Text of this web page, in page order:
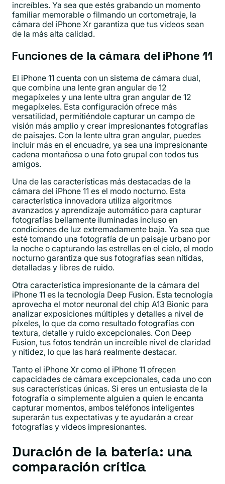
increíbles. Ya sea que estés grabando un momento
familiar memorable o filmando un cortometraje, la
cámara del iPhone Xr garantiza que tus videos sean
de la más alta calidad.
Funciones de la cámara del iPhone 11
El iPhone 11 cuenta con un sistema de cámara dual,
que combina una lente gran angular de 12
megapíxeles y una lente ultra gran angular de 12
megapíxeles. Esta configuración ofrece más
versatilidad, permitiéndole capturar un campo de
visión más amplio y crear impresionantes fotografías
de paisajes. Con la lente ultra gran angular, puedes
incluir más en el encuadre, ya sea una impresionante
cadena montañosa o una foto grupal con todos tus
amigos.
Una de las características más destacadas de la
cámara del iPhone 11 es el modo nocturno. Esta
característica innovadora utiliza algoritmos
avanzados y aprendizaje automático para capturar
fotografías bellamente iluminadas incluso en
condiciones de luz extremadamente baja. Ya sea que
esté tomando una fotografía de un paisaje urbano por
la noche o capturando las estrellas en el cielo, el modo
nocturno garantiza que sus fotografías sean nítidas,
detalladas y libres de ruido.
Otra característica impresionante de la cámara del
iPhone 11 es la tecnología Deep Fusion. Esta tecnología
aprovecha el motor neuronal del chip A13 Bionic para
analizar exposiciones múltiples y detalles a nivel de
píxeles, lo que da como resultado fotografías con
textura, detalle y ruido excepcionales. Con Deep
Fusion, tus fotos tendrán un increíble nivel de claridad
y nitidez, lo que las hará realmente destacar.
Tanto el iPhone Xr como el iPhone 11 ofrecen
capacidades de cámara excepcionales, cada uno con
sus características únicas. Si eres un entusiasta de la
fotografía o simplemente alguien a quien le encanta
capturar momentos, ambos teléfonos inteligentes
superarán tus expectativas y te ayudarán a crear
fotografías y videos impresionantes.
Duración de la batería: una
comparación crítica